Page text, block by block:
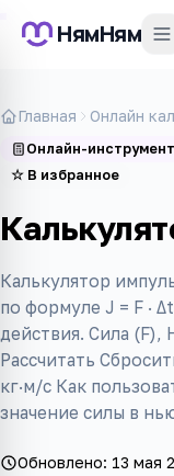
НямНям
Главная Онлайн
Онлайн-инструмент
☆ В избранное
Калькулятор
по формуле J = F ·
действия. Сила (F),
Рассчитать
кг·м/с Как
значение силы в
Обновлено: 13 мая